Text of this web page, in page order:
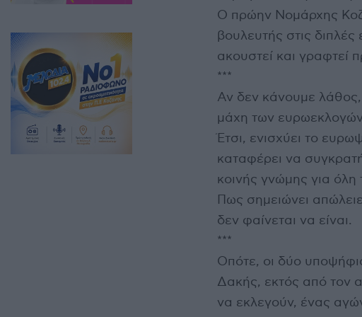
Ο πρώην Νομάρχης
βουλευτής στις
ακουστεί και γραφτεί
***
Αν δεν κάνουμε
μάχη των ευρωεκλογών
Έτσι, ενισχύει το
καταφέρει να
κοινής γνώμης για
Πως σημειώνει
δεν φαίνεται να είναι.
***
Οπότε, οι δύο
Δακής, εκτός από τον
να εκλεγούν, ένας